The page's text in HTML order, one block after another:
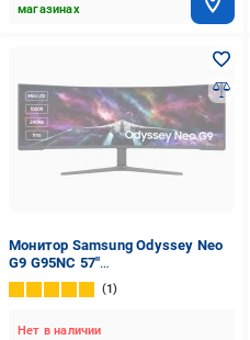
магазинах
Монитор Samsung Odyssey Neo
G9 G95NC 57"
(LS57CG952NIXUA)
1
Нет в наличии